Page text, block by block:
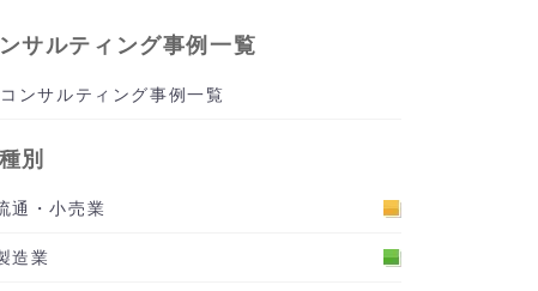
サルティング事例一覧
コンサルティング事例一覧
別
通・小売業
造業